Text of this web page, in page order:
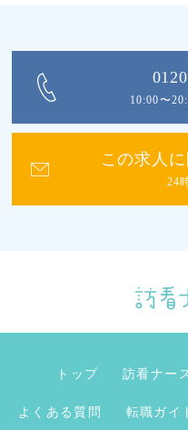
10:00〜
この求人
24
トップ 訪看ナー
よくある質問 転職ガイ